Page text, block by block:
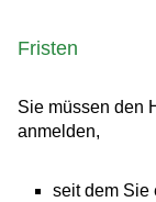
Fristen
Sie müssen den
anmelden,
seit dem Sie